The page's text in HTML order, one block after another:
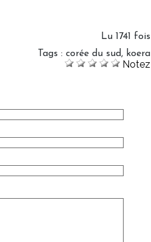
Lu 1741 fois
Tags : corée du sud, koera
Notez